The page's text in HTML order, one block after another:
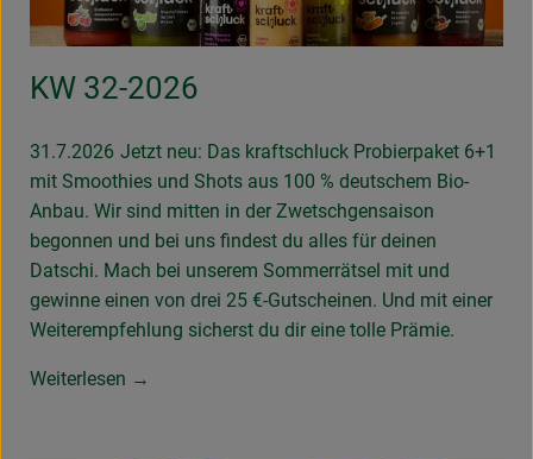
KW 32-2026
31.7.2026 Jetzt neu: Das kraftschluck Probierpaket 6+1
mit Smoothies und Shots aus 100 % deutschem Bio-
Anbau. Wir sind mitten in der Zwetschgensaison
begonnen und bei uns findest du alles für deinen
Datschi. Mach bei unserem Sommerrätsel mit und
gewinne einen von drei 25 €-Gutscheinen. Und mit einer
Weiterempfehlung sicherst du dir eine tolle Prämie.
Weiterlesen →